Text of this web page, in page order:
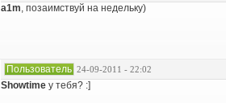
a1m, позаимствуй на недельку)
Пользователь 24-09-2011 - 22:02
Showtime у тебя? :]